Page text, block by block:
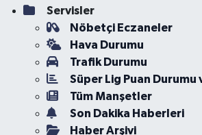
Servisler
Nöbetçi Eczaneler
Hava Durumu
Trafik Durumu
Süper Lig Puan Durumu
Tüm Manşetler
Son Dakika Haberleri
Haber Arşivi